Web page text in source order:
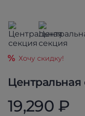
Хочу скидку!
19,290 ₽